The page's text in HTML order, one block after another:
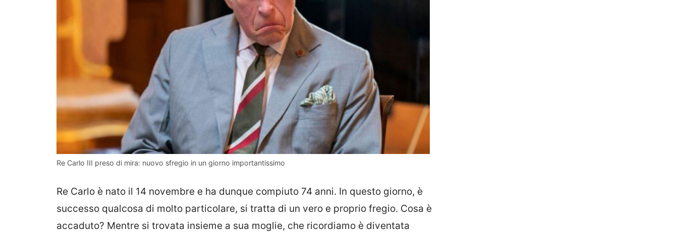
Re Carlo III preso di mira: nuovo sfregio in un giorno importantissimo
Re Carlo è nato il 14 novembre e ha dunque compiuto 74 anni. In questo giorno, è
successo qualcosa di molto particolare, si tratta di un vero e proprio fregio. Cosa è
accaduto? Mentre si trovata insieme a sua moglie, che ricordiamo è diventata